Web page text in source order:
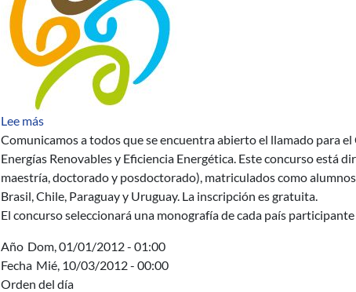
Lee mássobre Concurso Latinoamericano de Monografías sobre
Comunicamos a todos que se encuentra abierto el llamado para
Energías Renovables y Eficiencia Energética. Este concurso está
maestría, doctorado y posdoctorado), matriculados como
Brasil, Chile, Paraguay y Uruguay. La inscripción es gratuita.
El concurso seleccionará una monografía de cada país
Año Dom, 01/01/2012 - 01:00
Fecha Mié, 10/03/2012 - 00:00
Orden del día